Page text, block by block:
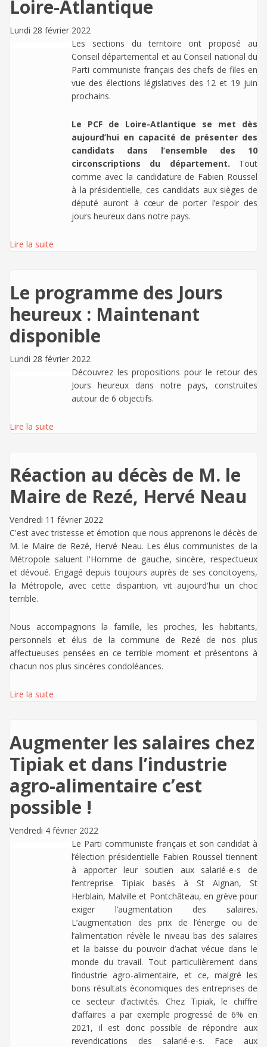
Loire-Atlantique
Lundi 28 février 2022
Les sections du territoire ont proposé au
Conseil départemental et au Conseil national du
Parti communiste français des chefs de files en
vue des élections législatives des 12 et 19 juin
prochains.
Le PCF de Loire-Atlantique se met dès
aujourd’hui en capacité de présenter des
candidats dans l’ensemble des 10
circonscriptions du département. Tout
comme avec la candidature de Fabien Roussel
à la présidentielle, ces candidats aux sièges de
député auront à cœur de porter l’espoir des
jours heureux dans notre pays.
Lire la suite
Le programme des Jours
heureux : Maintenant
disponible
Lundi 28 février 2022
Découvrez les propositions pour le retour des
Jours heureux dans notre pays, construites
autour de 6 objectifs.
Lire la suite
Réaction au décès de M. le
Maire de Rezé, Hervé Neau
Vendredi 11 février 2022
C'est avec tristesse et émotion que nous apprenons le décès de
M. le Maire de Rezé, Hervé Neau. Les élus communistes de la
Métropole saluent l'Homme de gauche, sincère, respectueux
et dévoué. Engagé depuis toujours auprès de ses concitoyens,
la Métropole, avec cette disparition, vit aujourd'hui un choc
terrible.
Nous accompagnons la famille, les proches, les habitants,
personnels et élus de la commune de Rezé de nos plus
affectueuses pensées en ce terrible moment et présentons à
chacun nos plus sincères condoléances.
Lire la suite
Augmenter les salaires chez
Tipiak et dans l’industrie
agro-alimentaire c’est
possible !
Vendredi 4 février 2022
Le Parti communiste français et son candidat à
l’élection présidentielle Fabien Roussel tiennent
à apporter leur soutien aux salarié-e-s de
l’entreprise Tipiak basés à St Aignan, St
Herblain, Malville et Pontchâteau, en grève pour
exiger l’augmentation des salaires.
L’augmentation des prix de l’énergie ou de
l’alimentation révèle le niveau bas des salaires
et la baisse du pouvoir d’achat vécue dans le
monde du travail. Tout particulièrement dans
l’industrie agro-alimentaire, et ce, malgré les
bons résultats économiques des entreprises de
ce secteur d’activités. Chez Tipiak, le chiffre
d’affaires a par exemple progressé de 6% en
2021, il est donc possible de répondre aux
revendications des salarié-e-s. Face aux